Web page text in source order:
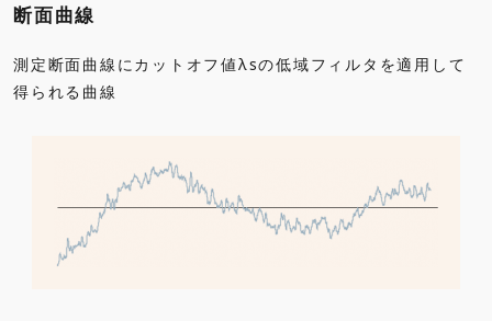
断面曲線
測定断面曲線にカットオフ値λsの低域フィルタを適用して
得られる曲線